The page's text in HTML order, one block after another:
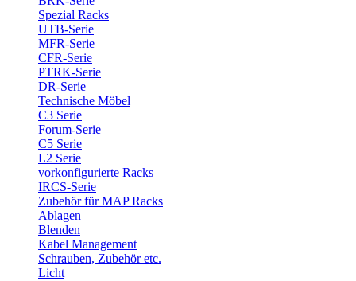
Spezial Racks
UTB-Serie
MFR-Serie
CFR-Serie
PTRK-Serie
DR-Serie
Technische Möbel
C3 Serie
Forum-Serie
C5 Serie
L2 Serie
vorkonfigurierte Racks
IRCS-Serie
Zubehör für MAP Racks
Ablagen
Blenden
Kabel Management
Schrauben, Zubehör etc.
Licht